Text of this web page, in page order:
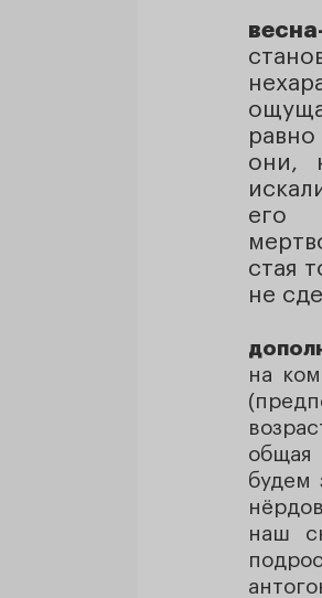
равно
они,
его
стая
не
на
будем
наш